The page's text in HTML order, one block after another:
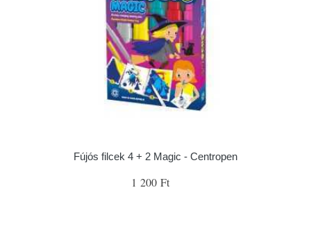
Fújós filcek 4 + 2 Magic - Centropen
1 200 Ft